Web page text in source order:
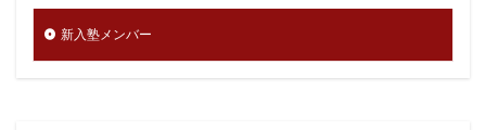
新入塾メンバー